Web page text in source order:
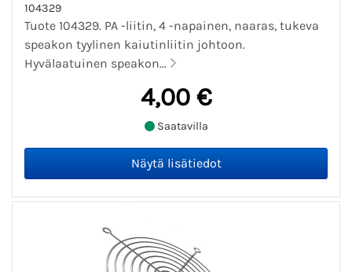
104329
Tuote 104329. PA -liitin, 4 -napainen, naaras, tukeva
speakon tyylinen kaiutinliitin johtoon.
Hyvälaatuinen speakon...
4,00 €
Saatavilla